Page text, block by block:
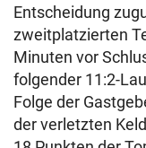
Entscheidung
zweitplatzierten
Minuten vor
folgender 11:2-
Folge der
der verletzten